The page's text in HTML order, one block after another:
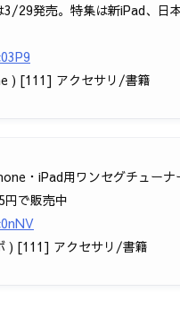
29発売。特集は新iPad、日
) [111] アクセサリ/書籍
・iPad用ワンセグチューナ
円で販売中
) [111] アクセサリ/書籍